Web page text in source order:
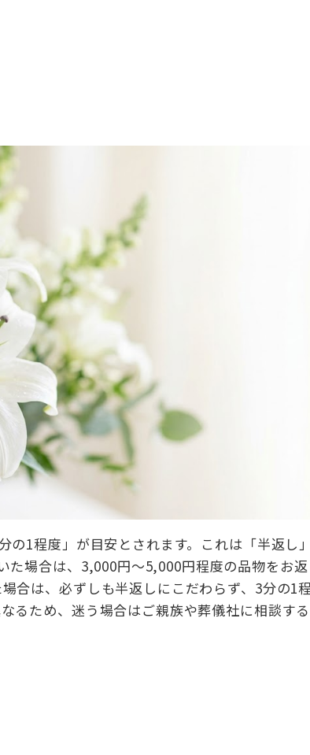
の1程度」が目安とされます。これは「半返し
た場合は、3,000円〜5,000円程度の品物をお
合は、必ずしも半返しにこだわらず、3分の1
るため、迷う場合はご親族や葬儀社に相談す